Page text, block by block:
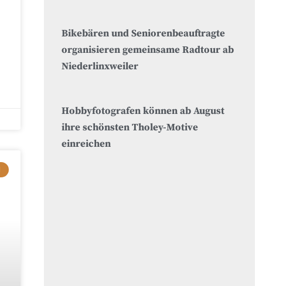
Bikebären und Seniorenbeauftragte
organisieren gemeinsame Radtour ab
Niederlinxweiler
Hobbyfotografen können ab August
ihre schönsten Tholey-Motive
einreichen